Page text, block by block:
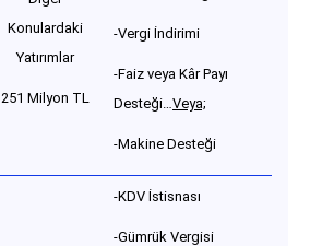
Konulardaki
Yatırımlar
251 Milyon TL
-Vergi İndirimi
-Faiz veya Kâr Payı
Desteği…Veya;
-Makine Desteği
-KDV İstisnası
-Gümrük Vergisi